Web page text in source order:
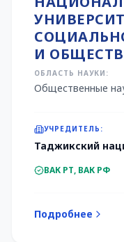
И
ОБЛАСТЬ НАУКИ:
Общественные
УЧРЕДИТЕЛЬ:
Таджикский
ВАК РТ, ВАК РФ
Подробнее